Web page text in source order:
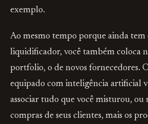
exemplo.
Ao mesmo tempo porque ainda tem
liquidificador, você também coloca
portfolio, o de novos fornecedores.
equipado com inteligência artificial
associar tudo que você misturou, ou
compras de seus clientes, mais os